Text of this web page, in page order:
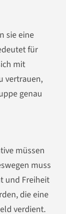
sie eine
für
mit
vertrauen,
genau
müssen
muss
und Freiheit
die eine
verdient.